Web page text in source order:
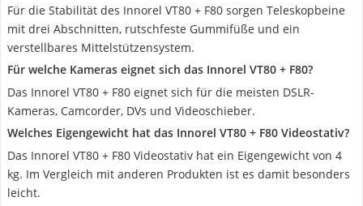
Für die Stabilität des Innorel VT80 + F80 sorgen Teleskopbeine
mit drei Abschnitten, rutschfeste Gummifüße und ein
verstellbares Mittelstützensystem.
Für welche Kameras eignet sich das Innorel VT80 + F80?
Das Innorel VT80 + F80 eignet sich für die meisten DSLR-
Kameras, Camcorder, DVs und Videoschieber.
Welches Eigengewicht hat das Innorel VT80 + F80 Videostativ?
Das Innorel VT80 + F80 Videostativ hat ein Eigengewicht von 4
kg. Im Vergleich mit anderen Produkten ist es damit besonders
leicht.